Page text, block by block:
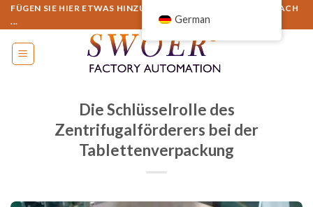
Zum
Inhalt
springen
FÜGEN SIE HIER ETWAS HINZU ODER ENTFERNEN SIE ES EINFACH
...
Die Schlüsselrolle des
Zentrifugalförderers bei der
Tablettenverpackung
German